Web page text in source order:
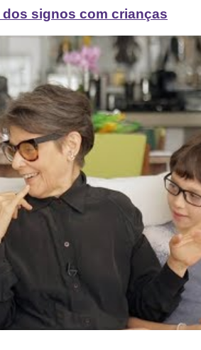
signos com crianças